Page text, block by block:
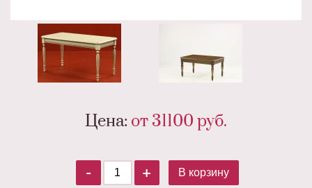
Цена: от 31100 руб.
- + В корзину